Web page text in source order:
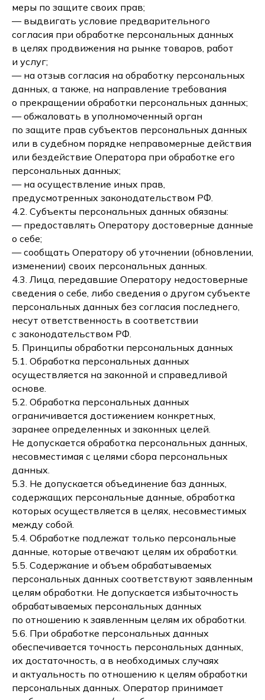
меры по защите своих прав;
— выдвигать условие предварительного
согласия при обработке персональных данных
в целях продвижения на рынке товаров, работ
и услуг;
— на отзыв согласия на обработку персональных
данных, а также, на направление требования
о прекращении обработки персональных данных;
— обжаловать в уполномоченный орган
по защите прав субъектов персональных данных
или в судебном порядке неправомерные действия
или бездействие Оператора при обработке его
персональных данных;
— на осуществление иных прав,
предусмотренных законодательством РФ.
4.2. Субъекты персональных данных обязаны:
— предоставлять Оператору достоверные данные
о себе;
— сообщать Оператору об уточнении (обновлении,
изменении) своих персональных данных.
4.3. Лица, передавшие Оператору недостоверные
сведения о себе, либо сведения о другом субъекте
персональных данных без согласия последнего,
несут ответственность в соответствии
с законодательством РФ.
5. Принципы обработки персональных данных
5.1. Обработка персональных данных
осуществляется на законной и справедливой
основе.
5.2. Обработка персональных данных
ограничивается достижением конкретных,
заранее определенных и законных целей.
Не допускается обработка персональных данных,
несовместимая с целями сбора персональных
данных.
5.3. Не допускается объединение баз данных,
содержащих персональные данные, обработка
которых осуществляется в целях, несовместимых
между собой.
5.4. Обработке подлежат только персональные
данные, которые отвечают целям их обработки.
5.5. Содержание и объем обрабатываемых
персональных данных соответствуют заявленным
целям обработки. Не допускается избыточность
обрабатываемых персональных данных
по отношению к заявленным целям их обработки.
5.6. При обработке персональных данных
обеспечивается точность персональных данных,
их достаточность, а в необходимых случаях
и актуальность по отношению к целям обработки
персональных данных. Оператор принимает